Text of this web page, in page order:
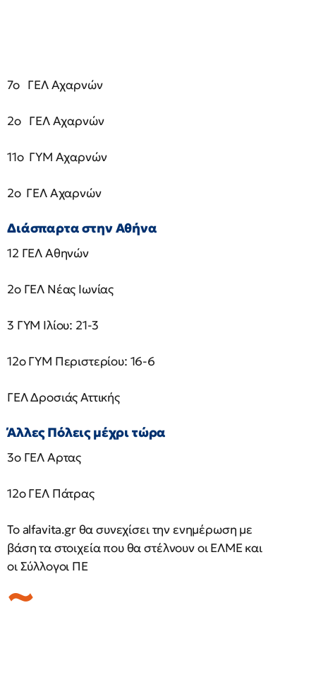
7ο ΓΕΛ Αχαρνών
2ο ΓΕΛ Αχαρνών
11ο ΓΥΜ Αχαρνών
2ο ΓΕΛ Αχαρνών
Διάσπαρτα στην Αθήνα
12 ΓΕΛ Αθηνών
2ο ΓΕΛ Νέας Ιωνίας
3 ΓΥΜ Ιλίου: 21-3
12ο ΓΥΜ Περιστερίου: 16-6
ΓΕΛ Δροσιάς Αττικής
Άλλες Πόλεις μέχρι τώρα
3ο ΓΕΛ Αρτας
12ο ΓΕΛ Πάτρας
Το alfavita.gr θα συνεχίσει την ενημέρωση με
βάση τα στοιχεία που θα στέλνουν οι ΕΛΜΕ και
οι Σύλλογοι ΠΕ